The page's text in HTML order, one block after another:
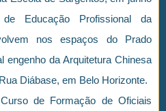
Educação Profissional da
nos espaços do Prado
engenho da Arquitetura Chinesa
Diábase, em Belo Horizonte.
de Formação de Oficiais